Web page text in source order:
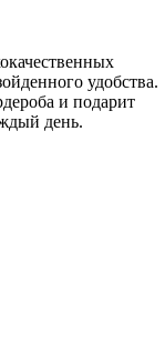
удобства.
и подарит
день.